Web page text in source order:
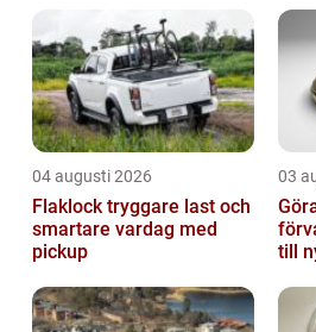
än inspirerande. Den här a...
04 augusti 2026
Flaklock tryggare last och
smartare vardag med
pickup
03
till